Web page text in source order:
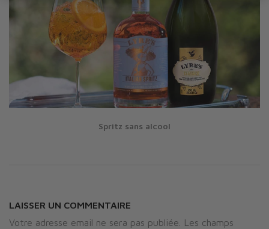
Spritz sans alcool
LAISSER UN COMMENTAIRE
Votre adresse email ne sera pas publiée. Les champs